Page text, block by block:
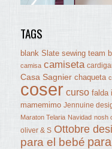
TAGS
blank Slate sewing team
camisa camiseta
Casa Sagnier chaqueta
coser curso falda
mamemimo Jennuine
Maraton Telaria Navidad nosh
oliver & S Ottobre
para el bebé